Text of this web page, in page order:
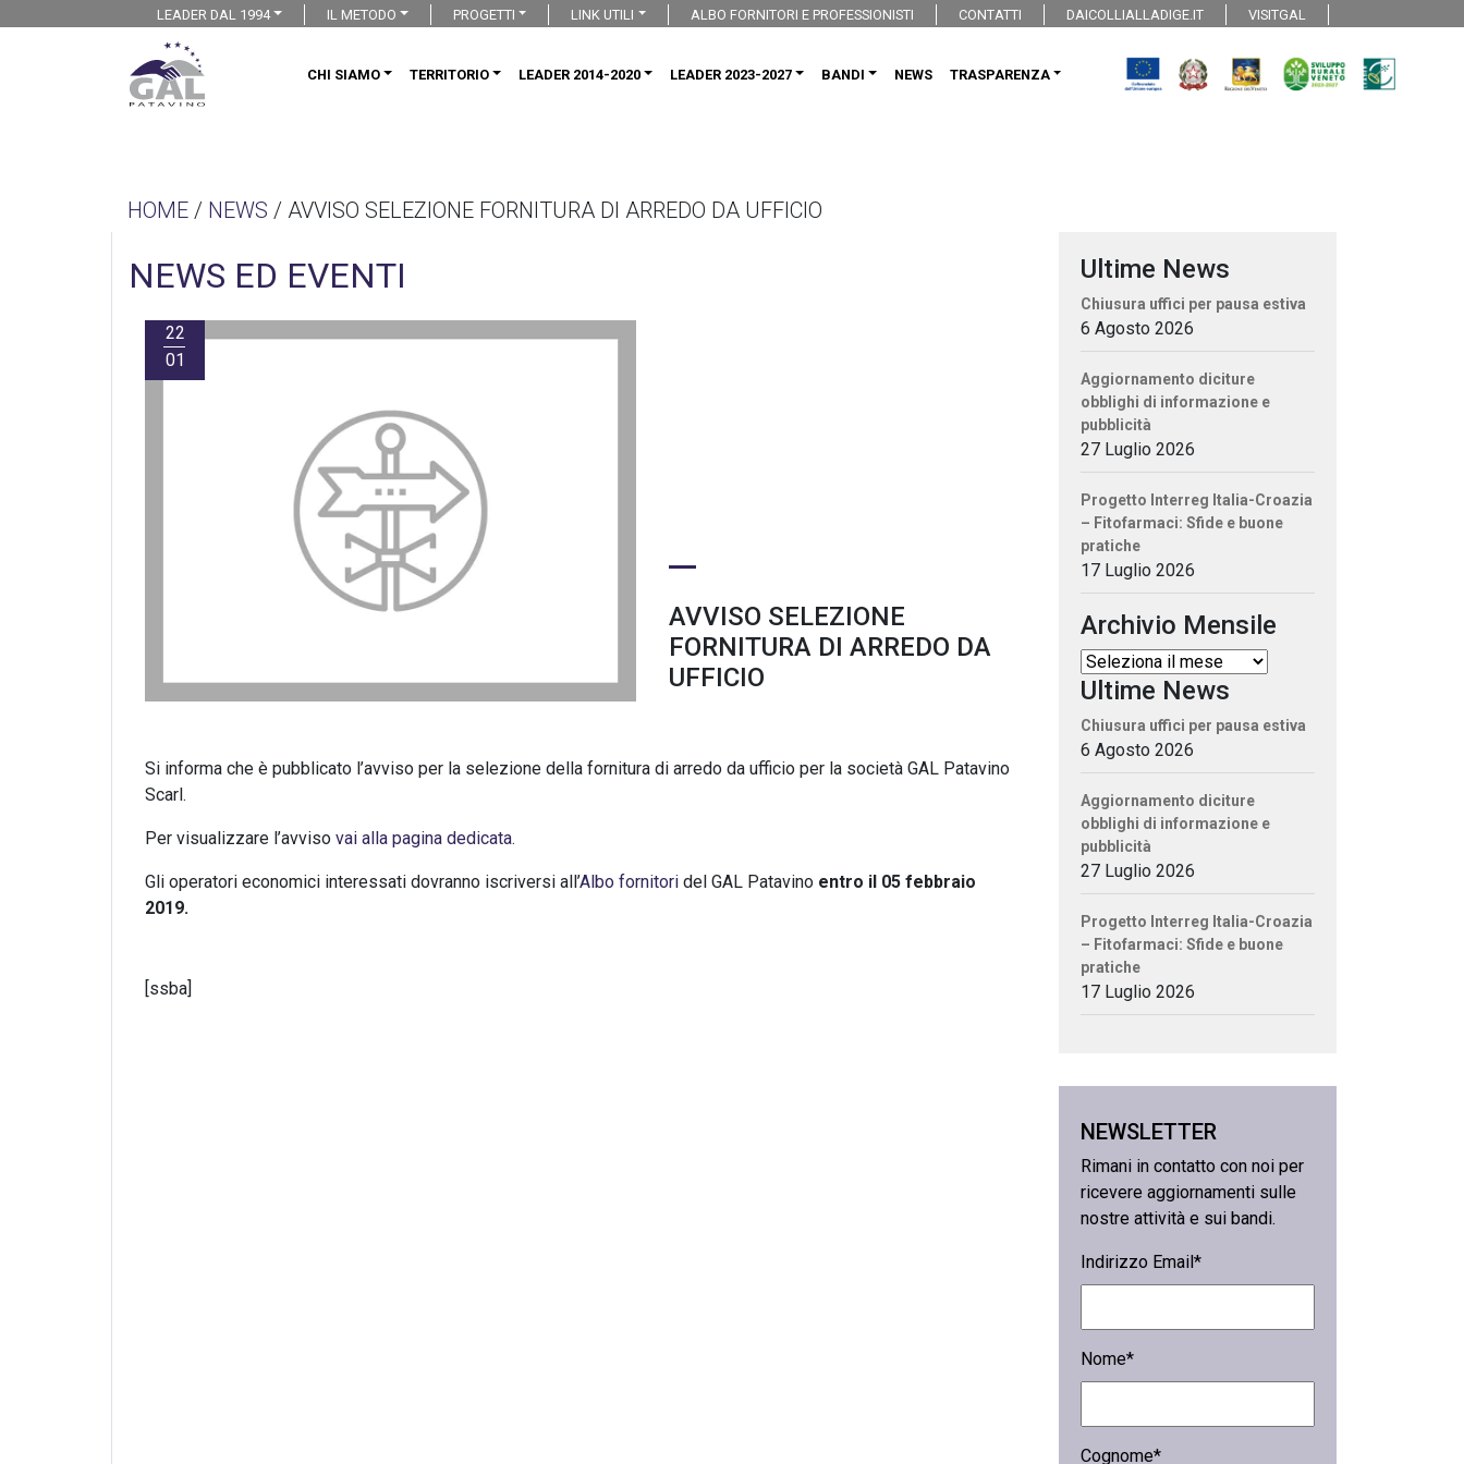
LEADER DAL 1994 IL METODO PROGETTI LINK UTILI ALBO FORNITORI E PROFESSIONISTI CONTATTI DAICOLLIALLADIGE.IT VISITGAL
CHI SIAMO TERRITORIO LEADER 2014-2020 LEADER 2023-2027 BANDI NEWS TRASPARENZA
HOME / NEWS / AVVISO SELEZIONE FORNITURA DI ARREDO DA UFFICIO
NEWS ED EVENTI
22
01
AVVISO SELEZIONE
FORNITURA DI ARREDO DA
UFFICIO
Si informa che è pubblicato l’avviso per la selezione della fornitura di arredo da ufficio per la società GAL Patavino
Scarl.
Per visualizzare l’avviso vai alla pagina dedicata.
Gli operatori economici interessati dovranno iscriversi all’Albo fornitori del GAL Patavino entro il 05 febbraio
2019.
[ssba]
Ultime News
Chiusura uffici per pausa estiva
6 Agosto 2026
Aggiornamento diciture
obblighi di informazione e
pubblicità
27 Luglio 2026
Progetto Interreg Italia-Croazia
– Fitofarmaci: Sfide e buone
pratiche
17 Luglio 2026
Archivio Mensile
Ultime News
Chiusura uffici per pausa estiva
6 Agosto 2026
Aggiornamento diciture
obblighi di informazione e
pubblicità
27 Luglio 2026
Progetto Interreg Italia-Croazia
– Fitofarmaci: Sfide e buone
pratiche
17 Luglio 2026
NEWSLETTER
Rimani in contatto con noi per
ricevere aggiornamenti sulle
nostre attività e sui bandi.
Indirizzo Email*
Nome*
Cognome*